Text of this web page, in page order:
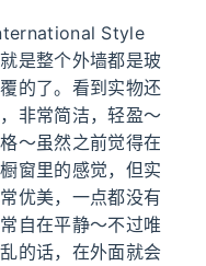
Style
是整个外墙都是玻
的了。看到实物还
非常简洁，轻盈～
～虽然之前觉得在
窗里的感觉，但实
优美，一点都没有
自在平静～不过唯
的话，在外面就会